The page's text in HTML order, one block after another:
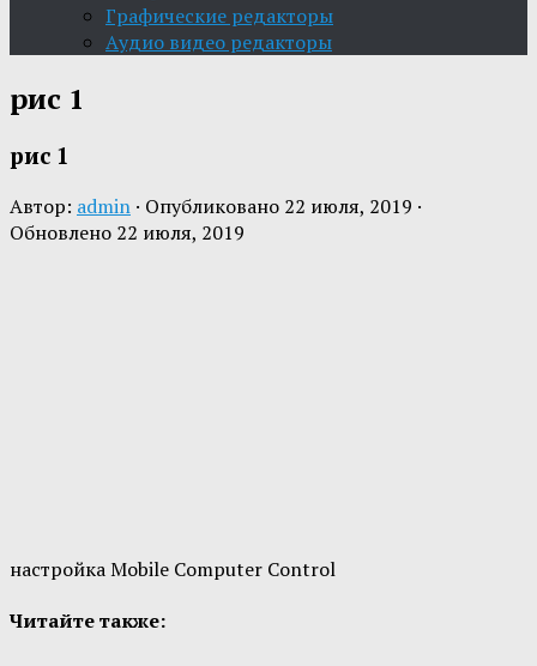
Графические редакторы
Aудио видео редакторы
рис 1
рис 1
Автор: admin · Опубликовано 22 июля, 2019 ·
Обновлено 22 июля, 2019
настройка Mobile Computer Control
Читайте также: